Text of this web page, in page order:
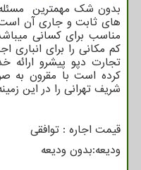
بدون شک مهمترین مسئله
های ثابت و جاری آن است.
مناسب برای کسانی
کم مکانی را برای انباری
تجارت دپو پیشرو ارائه
کرده است با مقرون به
شریف تهرانی را در این
قیمت اجاره : توافقی
ودیعه:بدون ودیعه